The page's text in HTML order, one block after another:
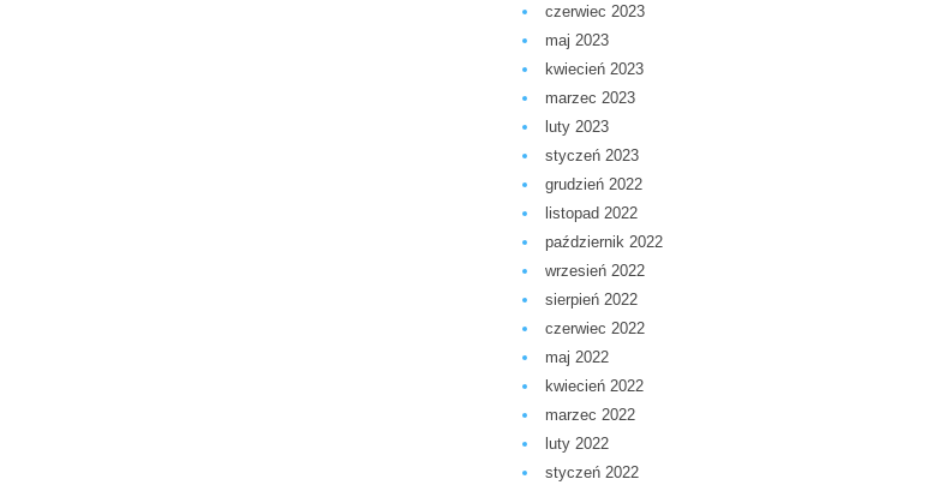
czerwiec 2023
maj 2023
kwiecień 2023
marzec 2023
luty 2023
styczeń 2023
grudzień 2022
listopad 2022
październik 2022
wrzesień 2022
sierpień 2022
czerwiec 2022
maj 2022
kwiecień 2022
marzec 2022
luty 2022
styczeń 2022